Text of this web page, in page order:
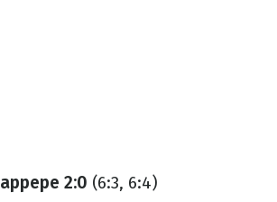
2:0 (6:3, 6:4)